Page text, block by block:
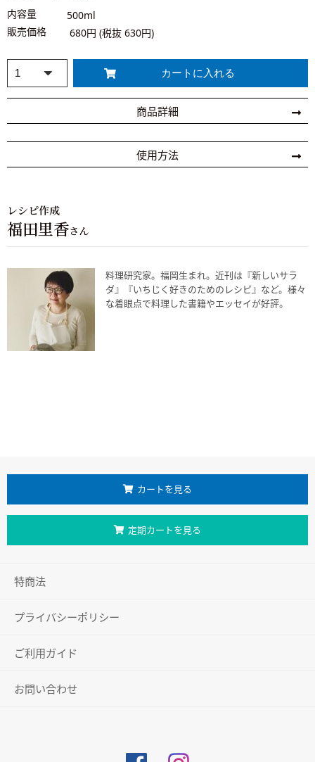
内容量
500ml
販売価格
680円 (税抜 630円)
商品詳細
使用方法
レシピ作成
福田里香さん
料理研究家。福岡生まれ。近刊は『新しいサラ
ダ』『いちじく好きのためのレシピ』など。様々
な着眼点で料理した書籍やエッセイが好評。
カートを見る
定期カートを見る
特商法
プライバシーポリシー
ご利用ガイド
お問い合わせ